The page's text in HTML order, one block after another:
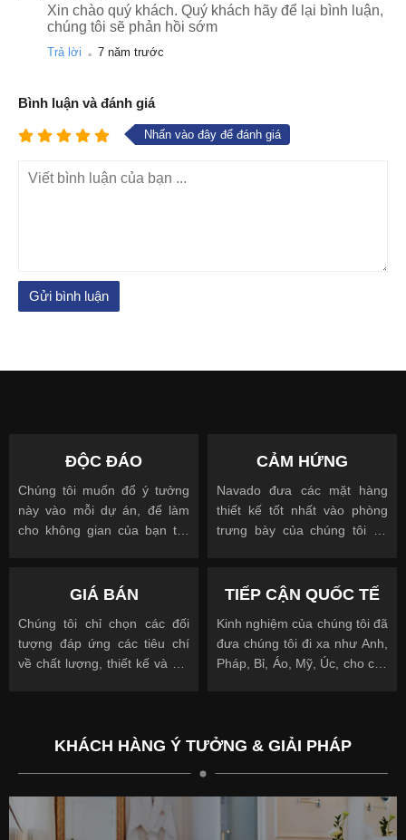
Xin chào quý khách. Quý khách hãy để lại bình luận,
chúng tôi sẽ phản hồi sớm
Trả lời . 7 năm trước
Bình luận và đánh giá
Nhấn vào đây để đánh giá
ĐỘC ĐÁO
Chúng tôi muốn đổ ý tưởng
này vào mỗi dự án, để làm
cho không gian của bạn trở
CẢM HỨNG
Navado đưa các mặt hàng
thiết kế tốt nhất vào phòng
trưng bày của chúng tôi để
GIÁ BÁN
Chúng tôi chỉ chọn các đối
tượng đáp ứng các tiêu chí
về chất lượng, thiết kế và giá
TIẾP CẬN QUỐC TẾ
Kinh nghiệm của chúng tôi đã
đưa chúng tôi đi xa như Anh,
Pháp, Bỉ, Áo, Mỹ, Úc, cho các
KHÁCH HÀNG Ý TƯỞNG & GIẢI PHÁP